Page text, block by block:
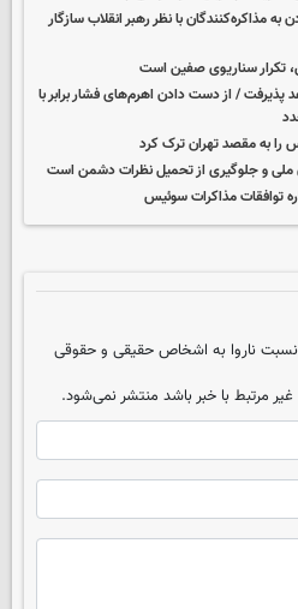
مذاکره‌کنندگان با نظر رهبر انقلاب سازگار
تکرار سناریوی صفین است
پذیرفت / از دست دادن اهرم‌های فشار برابر با
را به مقصد تهران ترک کرد
و جلوگیری از تحمیل نظرات دشمن است
توافقات مذاکرات سوئیس
ناروا به اشخاص حقیقی و حقوقی
غیر مرتبط با خبر باشد منتشر نمی‌شود.